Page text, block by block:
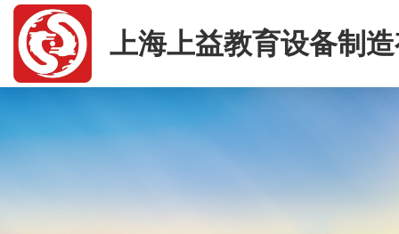
上海上益教育设备制
司